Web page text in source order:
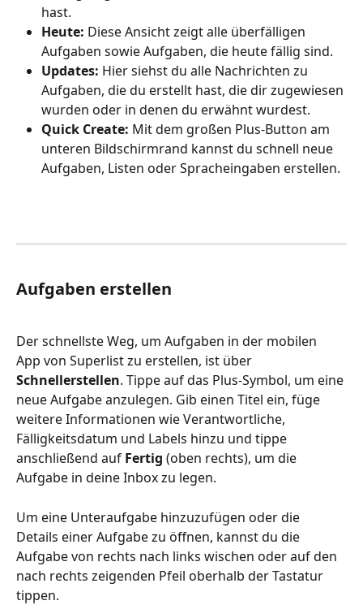
hast.
Heute: Diese Ansicht zeigt alle überfälligen
Aufgaben sowie Aufgaben, die heute fällig sind.
Updates: Hier siehst du alle Nachrichten zu
Aufgaben, die du erstellt hast, die dir zugewiesen
wurden oder in denen du erwähnt wurdest.
Quick Create: Mit dem großen Plus-Button am
unteren Bildschirmrand kannst du schnell neue
Aufgaben, Listen oder Spracheingaben erstellen.
Aufgaben erstellen
Der schnellste Weg, um Aufgaben in der mobilen
App von Superlist zu erstellen, ist über
Schnellerstellen. Tippe auf das Plus-Symbol, um eine
neue Aufgabe anzulegen. Gib einen Titel ein, füge
weitere Informationen wie Verantwortliche,
Fälligkeitsdatum und Labels hinzu und tippe
anschließend auf Fertig (oben rechts), um die
Aufgabe in deine Inbox zu legen.
Um eine Unteraufgabe hinzuzufügen oder die
Details einer Aufgabe zu öffnen, kannst du die
Aufgabe von rechts nach links wischen oder auf den
nach rechts zeigenden Pfeil oberhalb der Tastatur
tippen.